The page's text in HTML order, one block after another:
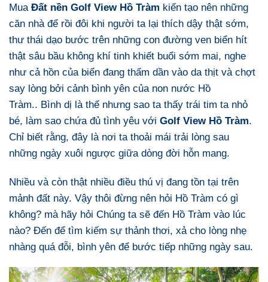
Mua Đất nền Golf View Hồ Tràm kiến tạo nên những
căn nhà để rồi đôi khi người ta lại thích dậy thật sớm,
thư thái dạo bước trên những con đường ven biển hít
thật sâu bầu không khí tinh khiết buổi sớm mai, nghe
như cả hồn của biển đang thấm dần vào da thịt và chợt
say lòng bởi cảnh bình yên của non nước Hồ
Tràm.. Bình dị là thế nhưng sao ta thấy trái tim ta nhỏ
bé, làm sao chứa đủ tình yêu với Golf View Hồ Tràm.
Chỉ biết rằng, đây là nơi ta thoải mái trải lòng sau
những ngày xuôi ngược giữa dòng đời hỗn mang.
Nhiều và còn thật nhiều điều thú vị đang tồn tại trên
mảnh đất này. Vậy thôi đừng nên hỏi Hồ Tràm có gì
không? mà hãy hỏi Chúng ta sẽ đến Hồ Tràm vào lúc
nào? Đến để tìm kiếm sự thảnh thơi, xả cho lòng nhẹ
nhàng quá đỗi, bình yên để bước tiếp những ngày sau.